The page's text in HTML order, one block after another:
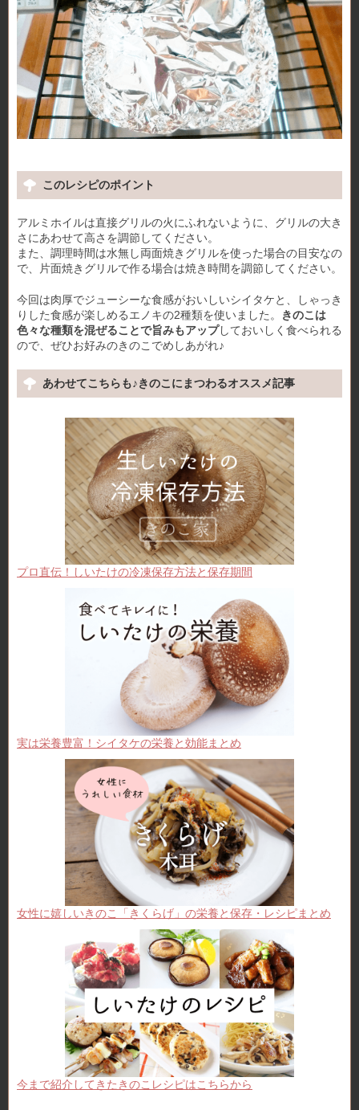
このレシピのポイント
アルミホイルは直接グリルの火にふれないように、グリルの大き
さにあわせて高さを調節してください。
また、調理時間は水無し両面焼きグリルを使った場合の目安なの
で、片面焼きグリルで作る場合は焼き時間を調節してください。
今回は肉厚でジューシーな食感がおいしいシイタケと、しゃっき
りした食感が楽しめるエノキの2種類を使いました。
きのこは
色々な種類を混ぜることで旨みもアップしておいしく食べられる
ので、ぜひお好みのきのこでめしあがれ♪
あわせてこちらも♪きのこにまつわるオススメ記事
プロ直伝！しいたけの冷凍保存方法と保存期間
実は栄養豊富！シイタケの栄養と効能まとめ
女性に嬉しいきのこ「きくらげ」の栄養と保存・レシピまとめ
今まで紹介してきたきのこレシピはこちらから